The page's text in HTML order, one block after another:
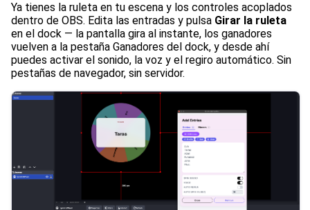
Ya tienes la ruleta en tu escena y los controles acoplados
dentro de OBS. Edita las entradas y pulsa Girar la ruleta
en el dock — la pantalla gira al instante, los ganadores
vuelven a la pestaña Ganadores del dock, y desde ahí
puedes activar el sonido, la voz y el regiro automático. Sin
pestañas de navegador, sin servidor.